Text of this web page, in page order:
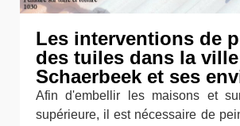
Les interventions de
des tuiles dans la
Schaerbeek et ses
Afin d'embellir les maisons et
supérieure, il est nécessaire de